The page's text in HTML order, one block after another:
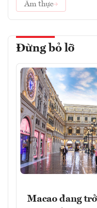
Ẩm thực
Đừng bỏ lỡ
Macao đang